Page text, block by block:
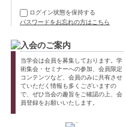
ログイン状態を保持する
パスワードをお忘れの方はこちら
当学会は会員を募集しております。学
術集会・セミナーへの参加、会員限定
コンテンツなど、会員のみに共有させ
ていただく情報も多くございますの
で、ぜひ当会の趣旨をご確認の上、会
員登録をお願いいたします。